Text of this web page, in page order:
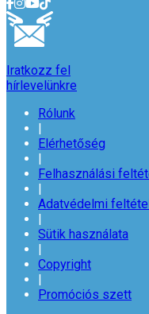
Iratkozz fel
hírlevelünkre
Rólunk
Elérhetőség
Felhasználási
Adatvédelmi
Sütik használata
Copyright
Promóciós szett